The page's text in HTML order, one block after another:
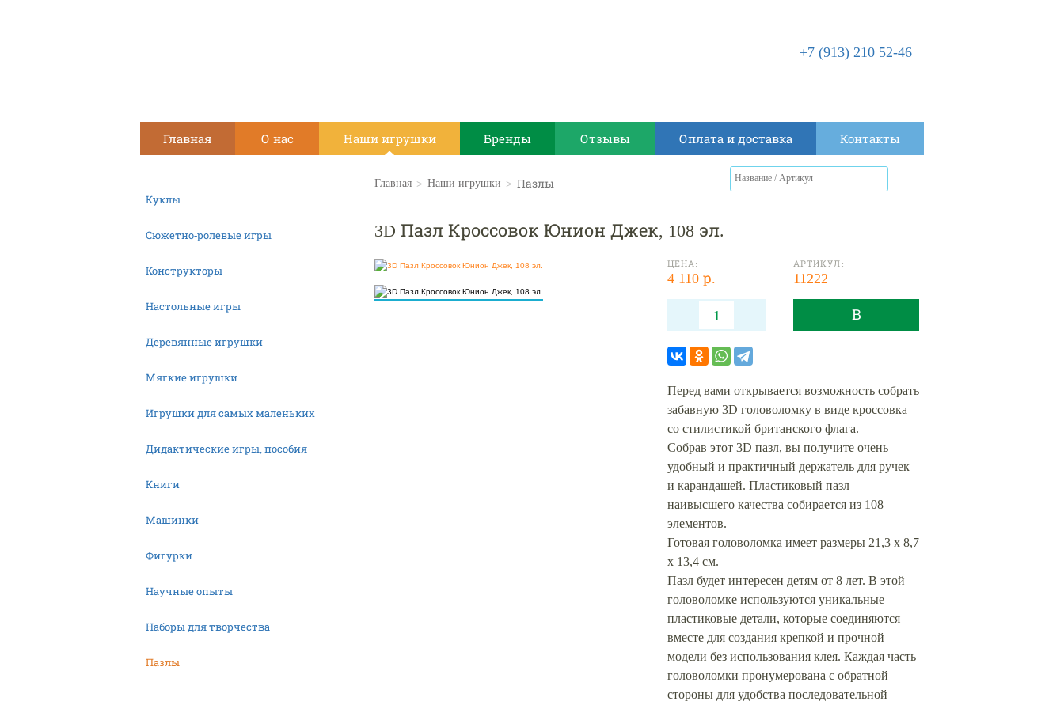
+7 (913) 210 52-46
Главная О нас Наши игрушки Бренды Отзывы Оплата и доставка Контакты
Главная > Наши игрушки > Пазлы
3D Пазл Кроссовок Юнион Джек, 108 эл.
ЦЕНА:
4 110 р.
АРТИКУЛ:
11222
В
Перед вами открывается возможность собрать
забавную 3D головоломку в виде кроссовка
со стилистикой британского флага.
Собрав этот 3D пазл, вы получите очень
удобный и практичный держатель для ручек
и карандашей. Пластиковый пазл
наивысшего качества собирается из 108
элементов.
Готовая головоломка имеет размеры 21,3 х 8,7
х 13,4 см.
Пазл будет интересен детям от 8 лет. В этой
головоломке используются уникальные
пластиковые детали, которые соединяются
вместе для создания крепкой и прочной
модели без использования клея. Каждая часть
головоломки пронумерована с обратной
стороны для удобства последовательной
Куклы
Сюжетно-ролевые игры
Конструкторы
Настольные игры
Деревянные игрушки
Мягкие игрушки
Игрушки для самых маленьких
Дидактические игры, пособия
Книги
Машинки
Фигурки
Научные опыты
Наборы для творчества
Пазлы